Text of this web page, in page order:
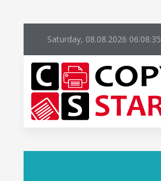
Saturday, 08.08.2026 06:08:36